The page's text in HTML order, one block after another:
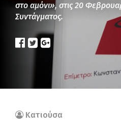
στο αμόνι», στις 20
Συντάγματος.
Κατιούσα